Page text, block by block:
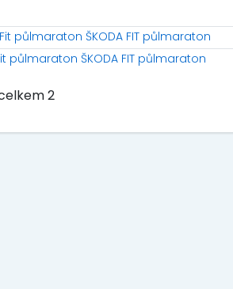
půlmaraton ŠKODA FIT půlmaraton
půlmaraton ŠKODA FIT půlmaraton
2